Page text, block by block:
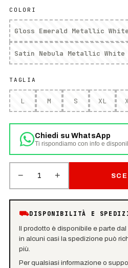
COLORI
Gloss Emerald Metallic White
Satin Nebula Metallic White
TAGLIA
L M S XL
Chiedi su WhatsApp
Ti rispondiamo con info e
− 1 +
⛟DISPONIBILITÀ E
Il prodotto è disponibile e parte
in alcuni casi la spedizione può
più.
Per qualsiasi informazione o